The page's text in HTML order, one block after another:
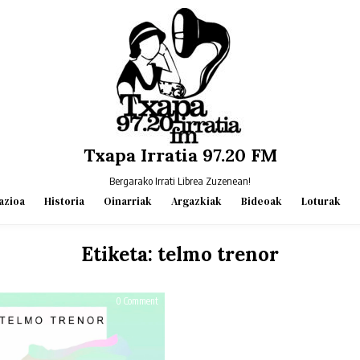
Txapa Irratia 97.20 FM
Bergarako Irrati Librea Zuzenean!
Historia Oinarriak Argazkiak Bideoak Loturak
Etiketa: telmo trenor
0 Commenton